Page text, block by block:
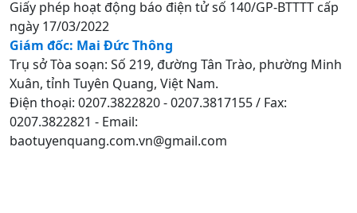
Giấy phép hoạt động báo điện tử số 140/GP-BTTTT cấp
ngày 17/03/2022
Giám đốc: Mai Đức Thông
Trụ sở Tòa soạn: Số 219, đường Tân Trào, phường Minh
Xuân, tỉnh Tuyên Quang, Việt Nam.
Điện thoại: 0207.3822820 - 0207.3817155 / Fax:
0207.3822821 - Email:
baotuyenquang.com.vn@gmail.com